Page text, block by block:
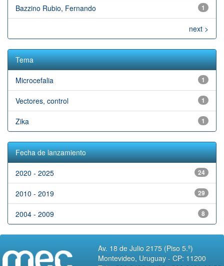
1
Bazzino Rubio, Fernando
next >
Tema
1
Microcefalia
1
Vectores, control
1
Zika
Fecha de lanzamiento
24
2020 - 2025
29
2010 - 2019
8
2004 - 2009
Av. 18 de Julio 2175 (Piso 5.º)
Montevideo, Uruguay - CP: 11200